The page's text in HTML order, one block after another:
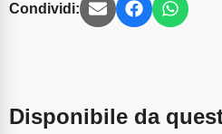
Condividi:
Disponibile da